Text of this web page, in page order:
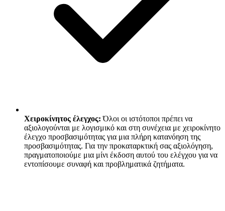
Χειροκίνητος έλεγχος: Όλοι οι ιστότοποι πρέπει να
αξιολογούνται με λογισμικό και στη συνέχεια με χειροκίνητο
έλεγχο προσβασιμότητας για μια πλήρη κατανόηση της
προσβασιμότητας. Για την προκαταρκτική σας αξιολόγηση,
πραγματοποιούμε μια μίνι έκδοση αυτού του ελέγχου για να
εντοπίσουμε συναφή και προβληματικά ζητήματα.